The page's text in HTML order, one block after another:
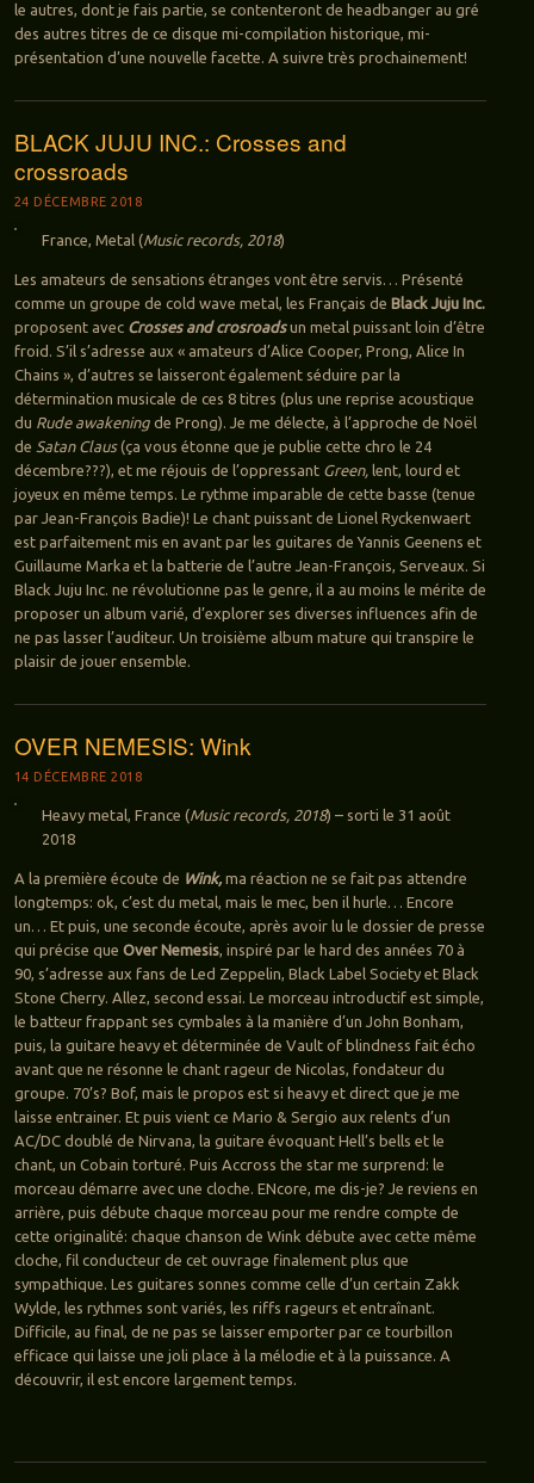
le autres, dont je fais partie, se contenteront de headbanger au gré
des autres titres de ce disque mi-compilation historique, mi-
présentation d’une nouvelle facette. A suivre très prochainement!
BLACK JUJU INC.: Crosses and
crossroads
24 DÉCEMBRE 2018
France, Metal (Music records, 2018)
Les amateurs de sensations étranges vont être servis… Présenté
comme un groupe de cold wave metal, les Français de Black Juju Inc.
proposent avec Crosses and crosroadsun metal puissant loin d’être
froid. S’il s’adresse aux « amateurs d’Alice Cooper, Prong, Alice In
Chains », d’autres se laisseront également séduire par la
détermination musicale de ces 8 titres (plus une reprise acoustique
du Rude awakeningde Prong). Je me délecte, à l’approche de Noël
de Satan Claus(ça vous étonne que je publie cette chro le 24
décembre???), et me réjouis de l’oppressant Green,lent, lourd et
joyeux en même temps. Le rythme imparable de cette basse (tenue
par Jean-François Badie)! Le chant puissant de Lionel Ryckenwaert
est parfaitement mis en avant par les guitares de Yannis Geenens et
Guillaume Marka et la batterie de l’autre Jean-François, Serveaux. Si
Black Juju Inc. ne révolutionne pas le genre, il a au moins le mérite de
proposer un album varié, d’explorer ses diverses influences afin de
ne pas lasser l’auditeur. Un troisième album mature qui transpire le
plaisir de jouer ensemble.
OVER NEMESIS: Wink
14 DÉCEMBRE 2018
Heavy metal, France (Music records, 2018) – sorti le 31 août
2018
A la première écoute de Wink, ma réaction ne se fait pas attendre
longtemps: ok, c’est du metal, mais le mec, ben il hurle… Encore
un… Et puis, une seconde écoute, après avoir lu le dossier de presse
qui précise que Over Nemesis, inspiré par le hard des années 70 à
90, s’adresse aux fans de Led Zeppelin, Black Label Society et Black
Stone Cherry. Allez, second essai. Le morceau introductif est simple,
le batteur frappant ses cymbales à la manière d’un John Bonham,
puis, la guitare heavy et déterminée de Vault of blindness fait écho
avant que ne résonne le chant rageur de Nicolas, fondateur du
groupe. 70’s? Bof, mais le propos est si heavy et direct que je me
laisse entrainer. Et puis vient ce Mario & Sergio aux relents d’un
AC/DC doublé de Nirvana, la guitare évoquant Hell’s bells et le
chant, un Cobain torturé. Puis Accross the star me surprend: le
morceau démarre avec une cloche. ENcore, me dis-je? Je reviens en
arrière, puis débute chaque morceau pour me rendre compte de
cette originalité: chaque chanson de Wink débute avec cette même
cloche, fil conducteur de cet ouvrage finalement plus que
sympathique. Les guitares sonnes comme celle d’un certain Zakk
Wylde, les rythmes sont variés, les riffs rageurs et entraînant.
Difficile, au final, de ne pas se laisser emporter par ce tourbillon
efficace qui laisse une joli place à la mélodie et à la puissance. A
découvrir, il est encore largement temps.